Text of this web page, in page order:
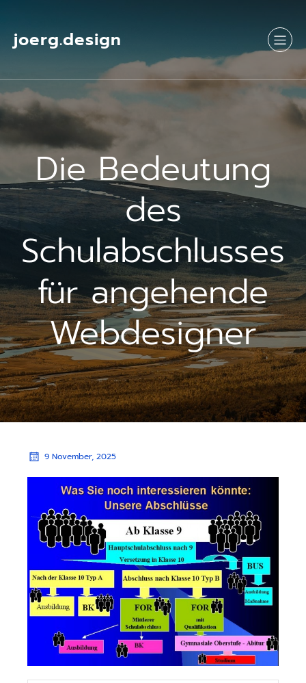
joerg.design
Die Bedeutung
des
Schulabschlusses
für angehende
Webdesigner
9 November, 2025